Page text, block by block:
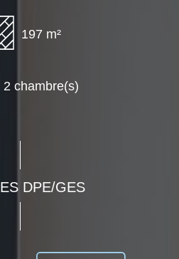
197 m²
2 chambre(s)
DPE/GES